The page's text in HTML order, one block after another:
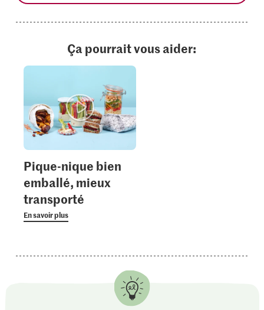
Ça pourrait vous aider:
Pique-nique bien
emballé, mieux
transporté
En savoir plus